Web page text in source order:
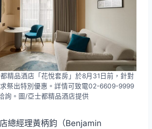
精品酒店「花悅套房」於8月31日前，針對
祭出特別優惠。詳情可致電02-6609-9999
詢。圖/亞士都精品酒店提供
總經理黃柄鈞（Benjamin